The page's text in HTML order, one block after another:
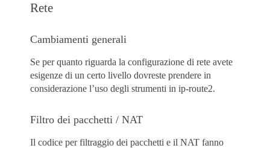
Rete
Cambiamenti generali
Se per quanto riguarda la configurazione di rete avete
esigenze di un certo livello dovreste prendere in
considerazione l’uso degli strumenti in ip-route2.
Filtro dei pacchetti / NAT
Il codice per filtraggio dei pacchetti e il NAT fanno